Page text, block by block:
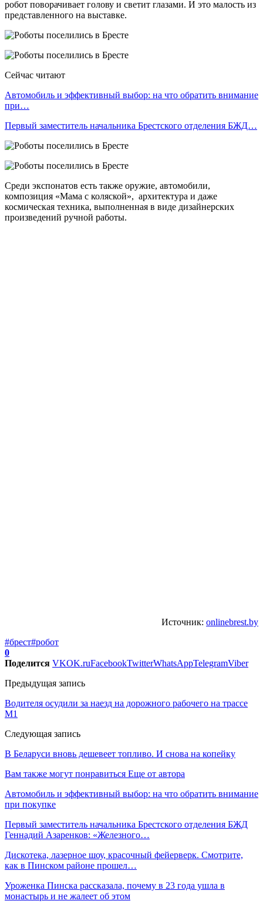
робот поворачивает голову и светит глазами. И это малость из
представленного на выставке.
Сейчас читают
Автомобиль и эффективный выбор: на что обратить внимание
при…
Первый заместитель начальника Брестского отделения БЖД…
Среди экспонатов есть также оружие, автомобили,
композиция «Мама с коляской», архитектура и даже
космическая техника, выполненная в виде дизайнерских
произведений ручной работы.
Источник: onlinebrest.by
#брест#робот
0
Поделится VKOK.ruFacebookTwitterWhatsAppTelegramViber
Предыдущая запись
Водителя осудили за наезд на дорожного рабочего на трассе
М1
Следующая запись
В Беларуси вновь дешевеет топливо. И снова на копейку
Вам также могут понравиться Еще от автора
Автомобиль и эффективный выбор: на что обратить внимание
при покупке
Первый заместитель начальника Брестского отделения БЖД
Геннадий Азаренков: «Железного…
Дискотека, лазерное шоу, красочный фейерверк. Смотрите,
как в Пинском районе прошел…
Уроженка Пинска рассказала, почему в 23 года ушла в
монастырь и не жалеет об этом